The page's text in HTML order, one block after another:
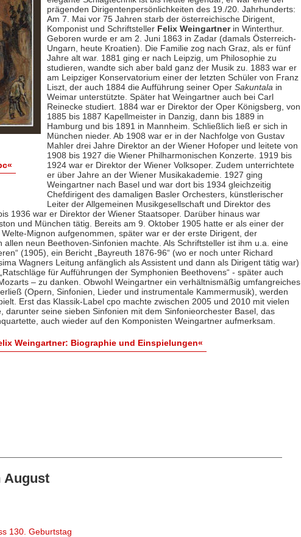
prägenden Dirigentenpersönlichkeiten des 19./20. Jahrhunderts:
Am 7. Mai vor 75 Jahren starb der österreichische Dirigent,
Komponist und Schriftsteller Felix Weingartnerin Winterthur.
Geboren wurde er am 2. Juni 1863 in Zadar (damals Österreich-
Ungarn, heute Kroatien). Die Familie zog nach Graz, als er fünf
Jahre alt war. 1881 ging er nach Leipzig, um Philosophie zu
studieren, wandte sich aber bald ganz der Musik zu. 1883 war er
am Leipziger Konservatorium einer der letzten Schüler von Franz
Liszt, der auch 1884 die Aufführung seiner Oper Sakuntala in
Weimar unterstützte. Später hat Weingartner auch bei Carl
Reinecke studiert. 1884 war er Direktor der Oper Königsberg, von
1885 bis 1887 Kapellmeister in Danzig, dann bis 1889 in
Hamburg und bis 1891 in Mannheim. Schließlich ließ er sich in
München nieder. Ab 1908 war er in der Nachfolge von Gustav
Mahler drei Jahre Direktor an der Wiener Hofoper und leitete von
1908 bis 1927 die Wiener Philharmonischen Konzerte. 1919 bis
1924 war er Direktor der Wiener Volksoper. Zudem unterrichtete
er über Jahre an der Wiener Musikakademie. 1927 ging
Weingartner nach Basel und war dort bis 1934 gleichzeitig
Chefdirigent des damaligen Basler Orchesters, künstlerischer
Leiter der Allgemeinen Musikgesellschaft und Direktor des
1936 war er Direktor der Wiener Staatsoper. Darüber hinaus war
und München tätig. Bereits am 9. Oktober 1905 hatte er als einer der
Mignon aufgenommen, später war er der erste Dirigent, der
allen neun Beethoven-Sinfonien machte. Als Schriftsteller ist ihm u.a. eine
(1905), ein Bericht „Bayreuth 1876-96“ (wo er noch unter Richard
Wagners Leitung anfänglich als Assistent und dann als Dirigent tätig war)
für Aufführungen der Symphonien Beethovens“ - später auch
– zu danken. Obwohl Weingartner ein verhältnismäßig umfangreiches
(Opern, Sinfonien, Lieder und instrumentale Kammermusik), werden
Erst das Klassik-Label cpo machte zwischen 2005 und 2010 mit vielen
darunter seine sieben Sinfonien mit dem Sinfonieorchester Basel, das
auch wieder auf den Komponisten Weingartner aufmerksam.
Weingartner: Biographie und Einspielungen«
August
130. Geburtstag